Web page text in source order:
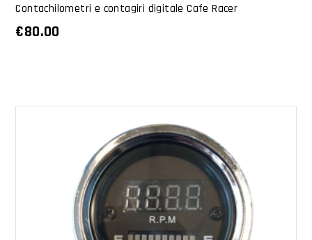
Contachilometri e contagiri digitale Cafe Racer
€80.00
AGGIUNGI AL CARRELLO